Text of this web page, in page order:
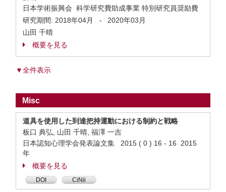
日本学術振興会 科学研究費助成事業 特別研究員奨励費
研究期間: 2018年04月 -
2020年03月
山田 千晴
概要を見る
▼全件表示
Misc
道具を使用した到達把持運動における制約と戦略
板口 典弘, 山田 千晴, 福澤 一吉
日本認知心理学会発表論文集 2015 ( 0 ) 16 - 16 2015
年
概要を見る
DOI CiNii